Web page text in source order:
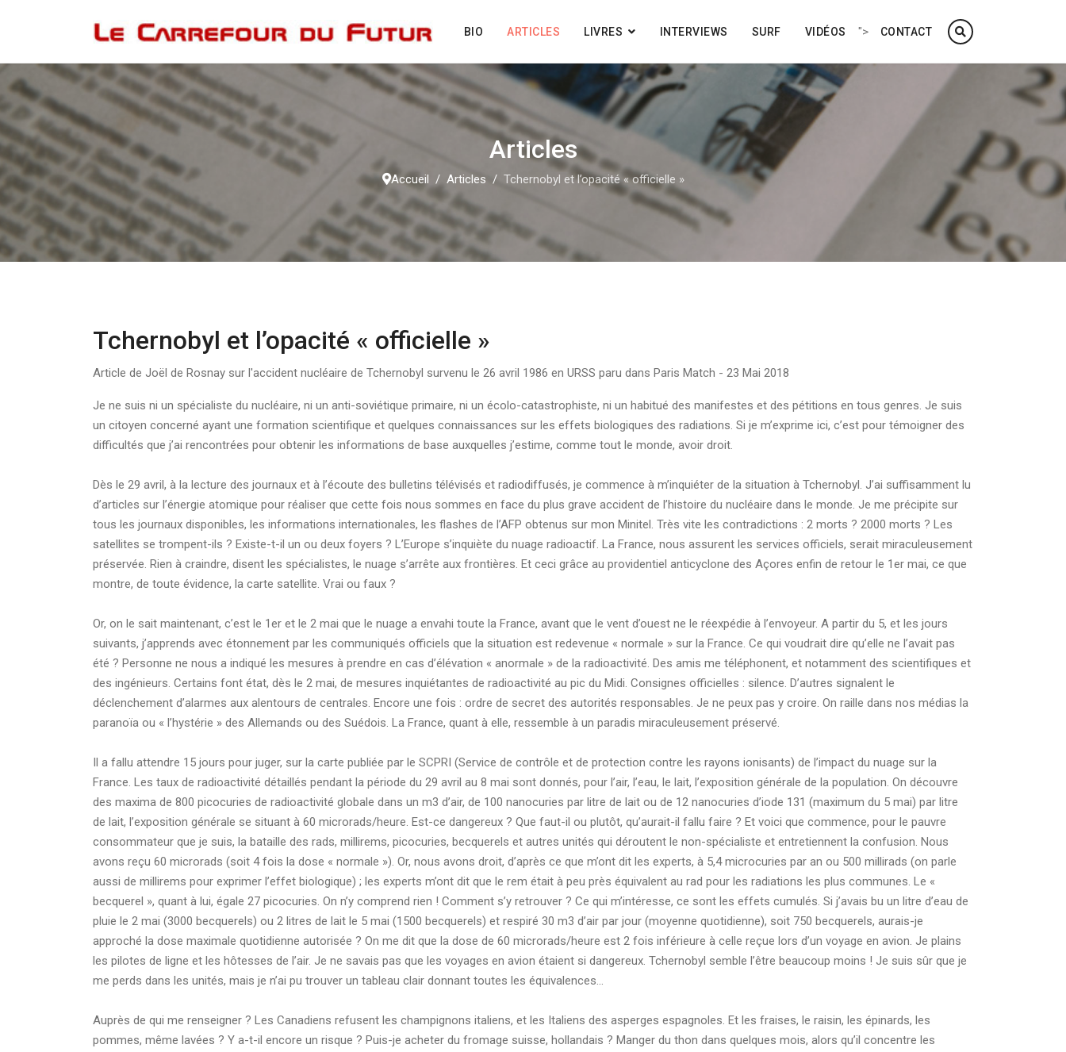
BIO ARTICLES LIVRES INTERVIEWS SURF VIDÉOS "> CONTACT
Articles
Accueil Articles Tchernobyl et l’opacité « officielle »
Tchernobyl et l’opacité « officielle »
Article de Joël de Rosnay sur l'accident nucléaire de Tchernobyl survenu le 26 avril 1986 en URSS paru dans Paris Match - 23 Mai 2018
Je ne suis ni un spécialiste du nucléaire, ni un anti-soviétique primaire, ni un écolo-catastrophiste, ni un habitué des manifestes et des pétitions en tous genres. Je suis
un citoyen concerné ayant une formation scientifique et quelques connaissances sur les effets biologiques des radiations. Si je m’exprime ici, c’est pour témoigner des
difficultés que j’ai rencontrées pour obtenir les informations de base auxquelles j’estime, comme tout le monde, avoir droit.
Dès le 29 avril, à la lecture des journaux et à l’écoute des bulletins télévisés et radiodiffusés, je commence à m’inquiéter de la situation à Tchernobyl. J’ai suffisamment lu
d’articles sur l’énergie atomique pour réaliser que cette fois nous sommes en face du plus grave accident de l’histoire du nucléaire dans le monde. Je me précipite sur
tous les journaux disponibles, les informations internationales, les flashes de l’AFP obtenus sur mon Minitel. Très vite les contradictions : 2 morts ? 2000 morts ? Les
satellites se trompent-ils ? Existe-t-il un ou deux foyers ? L’Europe s’inquiète du nuage radioactif. La France, nous assurent les services officiels, serait miraculeusement
préservée. Rien à craindre, disent les spécialistes, le nuage s’arrête aux frontières. Et ceci grâce au providentiel anticyclone des Açores enfin de retour le 1er mai, ce que
montre, de toute évidence, la carte satellite. Vrai ou faux ?
Or, on le sait maintenant, c’est le 1er et le 2 mai que le nuage a envahi toute la France, avant que le vent d’ouest ne le réexpédie à l’envoyeur. A partir du 5, et les jours
suivants, j’apprends avec étonnement par les communiqués officiels que la situation est redevenue « normale » sur la France. Ce qui voudrait dire qu’elle ne l’avait pas
été ? Personne ne nous a indiqué les mesures à prendre en cas d’élévation « anormale » de la radioactivité. Des amis me téléphonent, et notamment des scientifiques et
des ingénieurs. Certains font état, dès le 2 mai, de mesures inquiétantes de radioactivité au pic du Midi. Consignes officielles : silence. D’autres signalent le
déclenchement d’alarmes aux alentours de centrales. Encore une fois : ordre de secret des autorités responsables. Je ne peux pas y croire. On raille dans nos médias la
paranoïa ou « l’hystérie » des Allemands ou des Suédois. La France, quant à elle, ressemble à un paradis miraculeusement préservé.
Il a fallu attendre 15 jours pour juger, sur la carte publiée par le SCPRI (Service de contrôle et de protection contre les rayons ionisants) de l’impact du nuage sur la
France. Les taux de radioactivité détaillés pendant la période du 29 avril au 8 mai sont donnés, pour l’air, l’eau, le lait, l’exposition générale de la population. On découvre
des maxima de 800 picocuries de radioactivité globale dans un m3 d’air, de 100 nanocuries par litre de lait ou de 12 nanocuries d’iode 131 (maximum du 5 mai) par litre
de lait, l’exposition générale se situant à 60 microrads/heure. Est-ce dangereux ? Que faut-il ou plutôt, qu’aurait-il fallu faire ? Et voici que commence, pour le pauvre
consommateur que je suis, la bataille des rads, millirems, picocuries, becquerels et autres unités qui déroutent le non-spécialiste et entretiennent la confusion. Nous
avons reçu 60 microrads (soit 4 fois la dose « normale »). Or, nous avons droit, d’après ce que m’ont dit les experts, à 5,4 microcuries par an ou 500 millirads (on parle
aussi de millirems pour exprimer l’effet biologique) ; les experts m’ont dit que le rem était à peu près équivalent au rad pour les radiations les plus communes. Le «
becquerel », quant à lui, égale 27 picocuries. On n’y comprend rien ! Comment s’y retrouver ? Ce qui m’intéresse, ce sont les effets cumulés. Si j’avais bu un litre d’eau de
pluie le 2 mai (3000 becquerels) ou 2 litres de lait le 5 mai (1500 becquerels) et respiré 30 m3 d’air par jour (moyenne quotidienne), soit 750 becquerels, aurais-je
approché la dose maximale quotidienne autorisée ? On me dit que la dose de 60 microrads/heure est 2 fois inférieure à celle reçue lors d’un voyage en avion. Je plains
les pilotes de ligne et les hôtesses de l’air. Je ne savais pas que les voyages en avion étaient si dangereux. Tchernobyl semble l’être beaucoup moins ! Je suis sûr que je
me perds dans les unités, mais je n’ai pu trouver un tableau clair donnant toutes les équivalences...
Auprès de qui me renseigner ? Les Canadiens refusent les champignons italiens, et les Italiens des asperges espagnoles. Et les fraises, le raisin, les épinards, les
pommes, même lavées ? Y a-t-il encore un risque ? Puis-je acheter du fromage suisse, hollandais ? Manger du thon dans quelques mois, alors qu’il concentre les